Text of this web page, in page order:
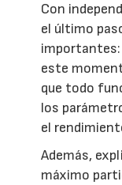
Con
el último
importantes:
este
que todo
los
el
Además,
máximo